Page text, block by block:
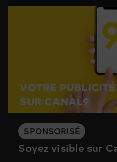
SPONSORISÉ
Soyez visible sur